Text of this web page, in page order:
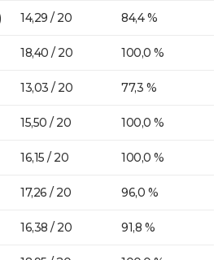
14,29 / 20 84,4 %
18,40 / 20 100,0 %
13,03 / 20 77,3 %
15,50 / 20 100,0 %
16,15 / 20 100,0 %
17,26 / 20 96,0 %
16,38 / 20 91,8 %